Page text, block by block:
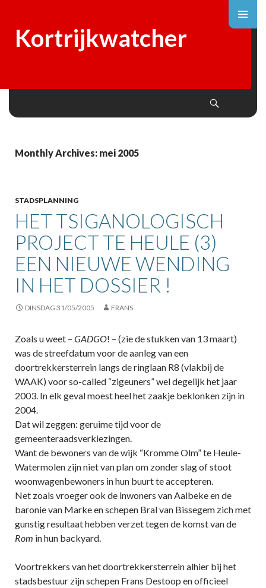
Kortrijkwatcher
Monthly Archives: mei 2005
STADSPLANNING
HET TSIGANOLOGISCH
PROJECT TE HEULE (3)
EEN NIEUWE WENDING
IN HET DOSSIER !
DINSDAG 31/05/2005 FRANS
Zoals u weet – GADGO! – (zie de stukken van 13 maart)
was de streefdatum voor de aanleg van een
doortrekkersterrein langs de ringlaan R8 (vlakbij de
WAAK) voor so-called “zigeuners” wel degelijk het jaar
2003. In elk geval moest heel het zaakje beklonken zijn in
2004.
Dat wil zeggen: geruime tijd voor de
gemeenteraadsverkiezingen.
Want de bewoners van de wijk “Kromme Olm” te Heule-
Watermolen zijn niet van plan om zonder slag of stoot
woonwagenbewoners in hun buurt te accepteren.
Net zoals vroeger ook de inwoners van Aalbeke en de
baronie van Marke en schepen Bral van Bissegem zich met
gunstig resultaat hebben verzet tegen de komst van de
Rom in hun backyard.
Voortrekkers van het doortrekkersterrein alhier bij het
stadsbestuur zijn schepen Frans Destoop en officieel